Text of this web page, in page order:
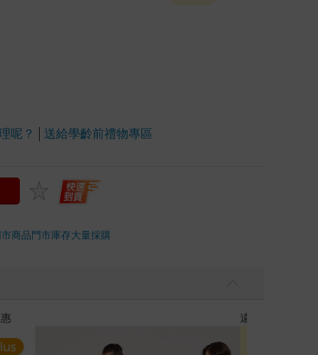
呢？ 送給學齡前禮物專區
商品門市庫存大量採購
遠流童書展75折